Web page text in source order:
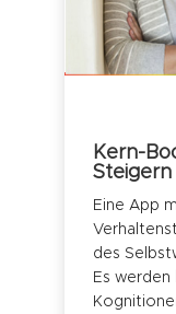
Kern-
Steigern
Eine App
des
Es werden